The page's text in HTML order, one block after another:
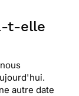
t-elle
autre date